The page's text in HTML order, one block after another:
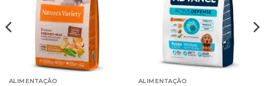
ALIMENTAÇÃO ALIMENTAÇÃO